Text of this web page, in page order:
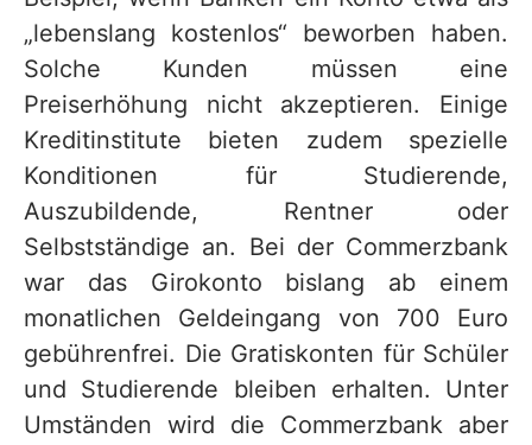
„lebenslang kostenlos“ beworben haben.
Solche Kunden müssen eine
Preiserhöhung nicht akzeptieren. Einige
Kreditinstitute bieten zudem spezielle
Konditionen für Studierende,
Auszubildende, Rentner oder
Selbstständige an. Bei der Commerzbank
war das Girokonto bislang ab einem
monatlichen Geldeingang von 700 Euro
gebührenfrei. Die Gratiskonten für Schüler
und Studierende bleiben erhalten. Unter
Umständen wird die Commerzbank aber